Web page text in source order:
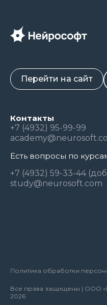
Контакты
+7 (4932) 95-99-99
Есть вопросы по
+7 (4932) 59-33-44 (доб.
study@neurosoft.com
Перейти на сайт
Все права защищены | ООО
2026
Политика обработки